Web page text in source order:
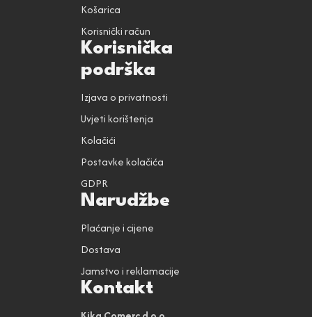
Košarica
Korisnički račun
Korisnička
podrška
Izjava o privatnosti
Uvjeti korištenja
Kolačići
Postavke kolačića
GDPR
Narudžbe
Plaćanje i cijene
Dostava
Jamstvo i reklamacije
Kontakt